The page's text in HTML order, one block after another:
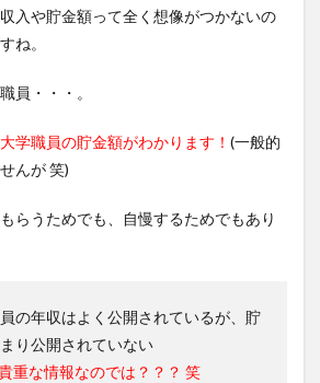
入や貯金額って全く想像がつかないの
ね。
員・・・。
大学職員の貯金額がわかります！ (一般的
んが 笑)
らうためでも、自慢するためでもあり
員の年収はよく公開されているが、貯
り公開されていない
重な情報なのでは？？？ 笑